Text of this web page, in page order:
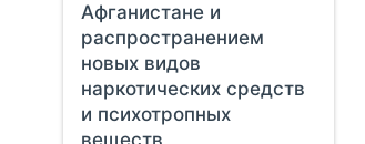
Афганистане и
распространением
новых видов
наркотических средств
и психотропных
веществ